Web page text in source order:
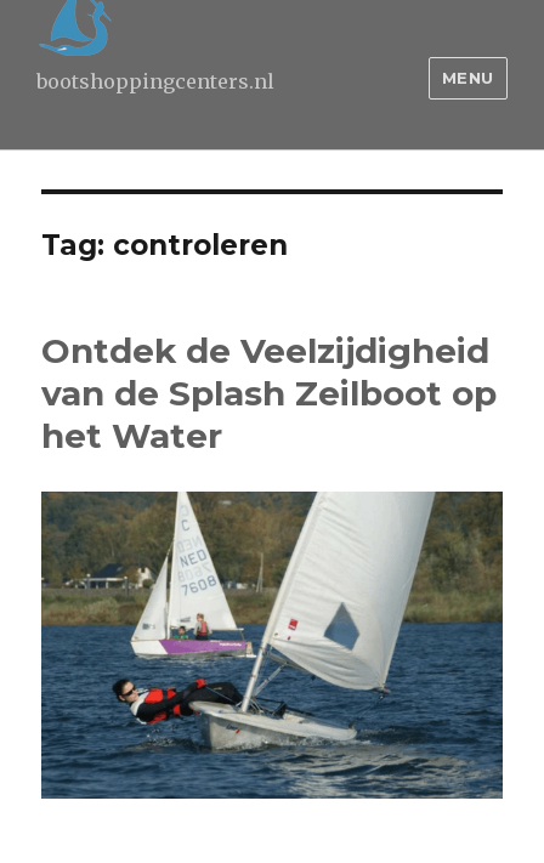
bootshoppingcenters.nl MENU
Tag: controleren
Ontdek de Veelzijdigheid
van de Splash Zeilboot op
het Water